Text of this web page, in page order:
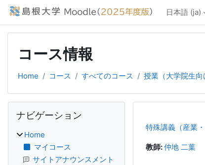
メインコンテンツへスキップする
日本語 ‎(ja)‎
コース情報
Home コース すべてのコース 授業（大学院生向
特殊講義（産業
教師:仲地 二葉
ブロック
ナビゲーション
Home
マイコース
サイトアナウンスメント